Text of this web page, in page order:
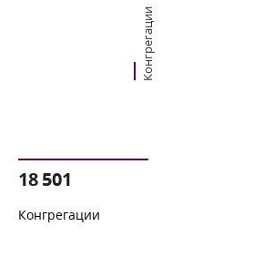
Конгрегации
18 501
Конгрегации